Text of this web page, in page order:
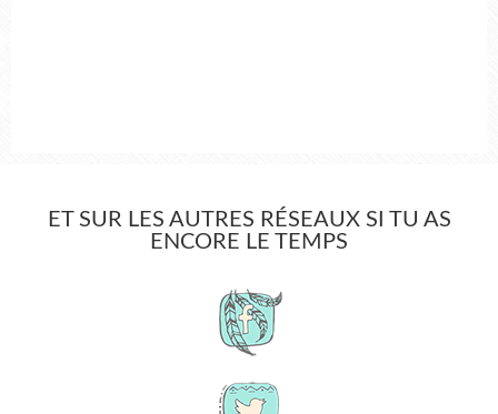
ET SUR LES AUTRES RÉSEAUX SI TU AS
ENCORE LE TEMPS